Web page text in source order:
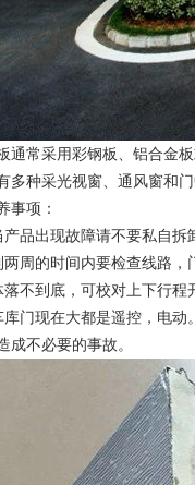
常采用彩钢板、铝合金板
多种采光视窗、通风窗和门
项：
出现故障请不要私自拆
的时间内要检查线路，
到底，可校对上下行程
现在大都是遥控，电动
成不必要的事故。